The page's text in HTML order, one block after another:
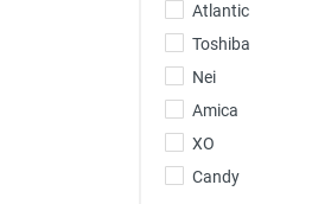
Atlantic
Toshiba
Nei
Amica
XO
Candy